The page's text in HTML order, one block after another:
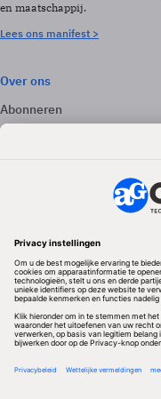
en maatschappij.
Lees ons manifest >
Over ons
Abonneren
Adverteren
Volg ons
Redactionele partner